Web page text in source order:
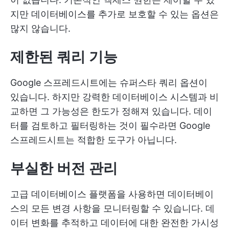
지만 데이터베이스를 추가로 보호할 수 있는 옵션은
많지 않습니다.
제한된 쿼리 기능
Google 스프레드시트에는 슈퍼스타 쿼리 옵션이
있습니다. 하지만 강력한 데이터베이스 시스템과 비
교하면 그 가능성은 한도가 정해져 있습니다. 데이
터를 검토하고 필터링하는 것이 필수라면 Google
스프레드시트는 적합한 도구가 아닙니다.
부실한 버전 관리
고급 데이터베이스 플랫폼을 사용하면 데이터베이
스의 모든 변경 사항을 모니터링할 수 있습니다. 데
이터 변화를 추적하고 데이터에 대한 완전한 가시성